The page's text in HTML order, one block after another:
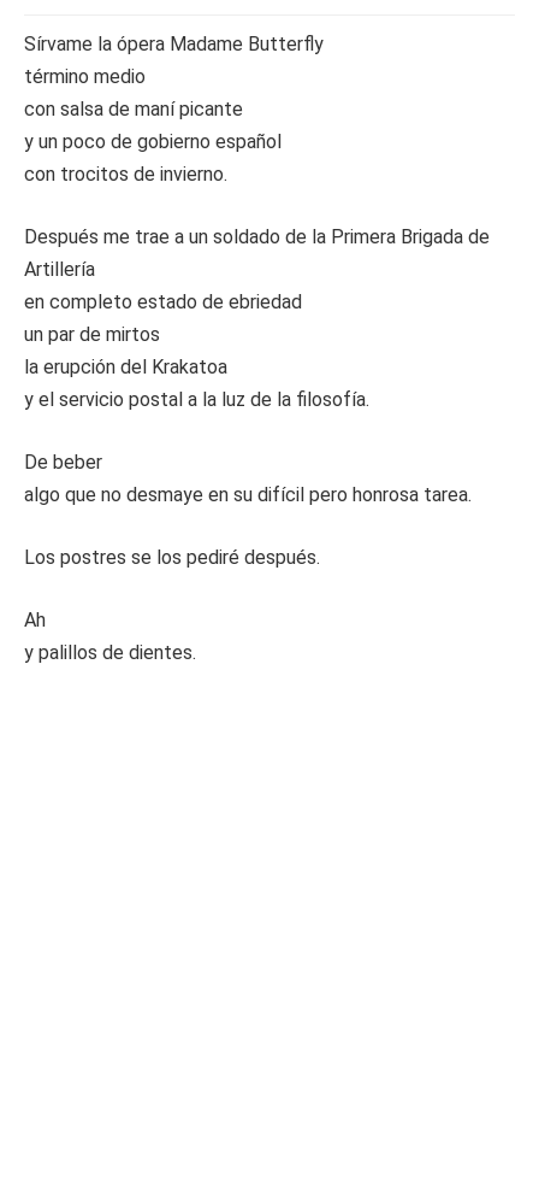
Sírvame la ópera Madame Butterfly
término medio
con salsa de maní picante
y un poco de gobierno español
con trocitos de invierno.
Después me trae a un soldado de la Primera Brigada de
Artillería
en completo estado de ebriedad
un par de mirtos
la erupción del Krakatoa
y el servicio postal a la luz de la filosofía.
De beber
algo que no desmaye en su difícil pero honrosa tarea.
Los postres se los pediré después.
Ah
y palillos de dientes.